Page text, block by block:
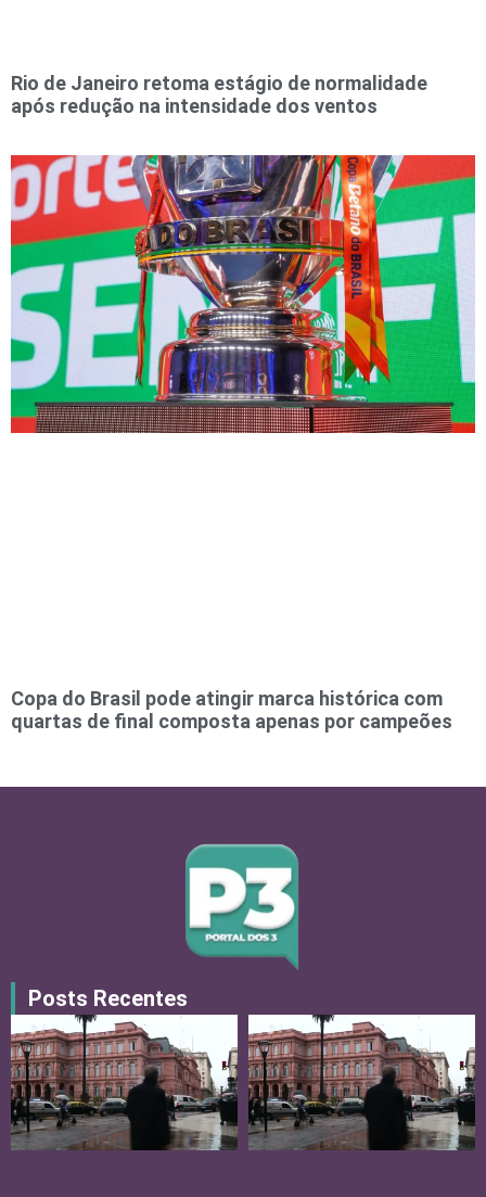
Rio de Janeiro retoma estágio de normalidade
após redução na intensidade dos ventos
Copa do Brasil pode atingir marca histórica com
quartas de final composta apenas por campeões
Posts Recentes